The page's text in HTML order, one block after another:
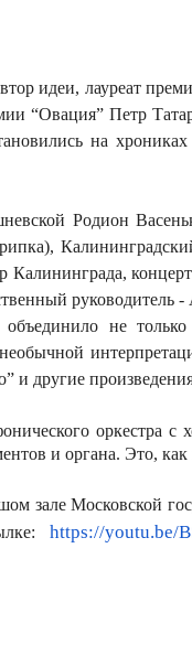
идеи, лауреат
“Овация” Петр
на
Родион
руководитель
не
и другие
и органа. Это,
зале Московской
https://youtu.be/